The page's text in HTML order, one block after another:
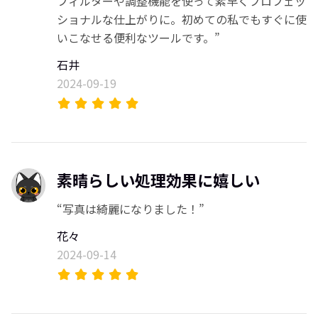
ショナルな仕上がりに。初めての私でもすぐに使
いこなせる便利なツールです。”
石井
2024-09-19
素晴らしい処理効果に嬉しい
“写真は綺麗になりました！”
花々
2024-09-14